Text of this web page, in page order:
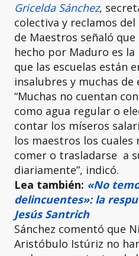
Gricelda Sánchez,
colectiva y reclamos
de Maestros señaló
hecho por Maduro es
que las escuelas están
insalubres y muchas de
“Muchas no cuentan
como agua regular o
contar los míseros
los maestros los cuales
comer o trasladarse a
diariamente”, indicó.
Lea también: «No
delincuentes»: la
Jesús Santrich
Sánchez comentó que
Aristóbulo Istúriz no